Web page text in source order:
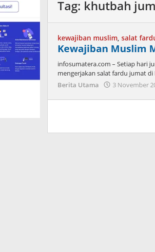
Tag: khutbah
kewajiban muslim salat
Kewajiban Muslim
infosumatera.com – Setiap hari
mengerjakan salat fardu jumat di
Berita Utama
3 November